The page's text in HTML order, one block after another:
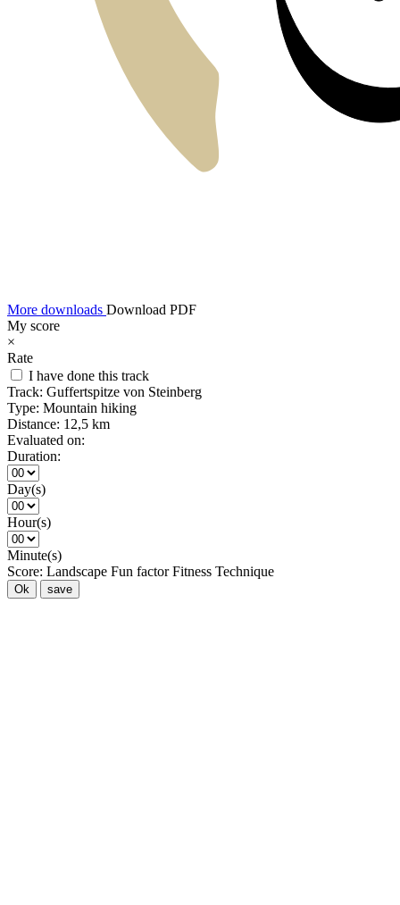
More downloads Download PDF
My score
×
Rate
I have done this track
Track: Guffertspitze von Steinberg
Type: Mountain hiking
Distance: 12,5 km
Evaluated on:
Duration:
Day(s)
Hour(s)
Minute(s)
Score: Landscape Fun factor Fitness Technique
Ok save